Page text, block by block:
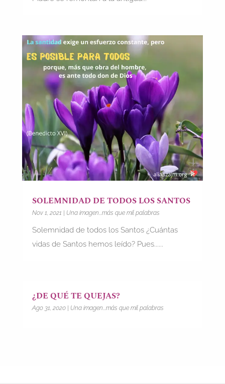
SOLEMNIDAD DE TODOS LOS SANTOS
Nov 1, 2021 | Una imagen...más que mil palabras
Solemnidad de todos los Santos ¿Cuántas
vidas de Santos hemos leído? Pues......
¿DE QUÉ TE QUEJAS?
Ago 31, 2020| Una imagen...más que mil palabras